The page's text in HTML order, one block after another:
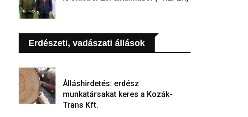
Erdészeti, vadászati állások
Álláshirdetés: erdész
munkatársakat keres a Kozák-
Trans Kft.